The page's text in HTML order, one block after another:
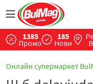
1385
Промо
185
Нови
Онлайн супермаркет